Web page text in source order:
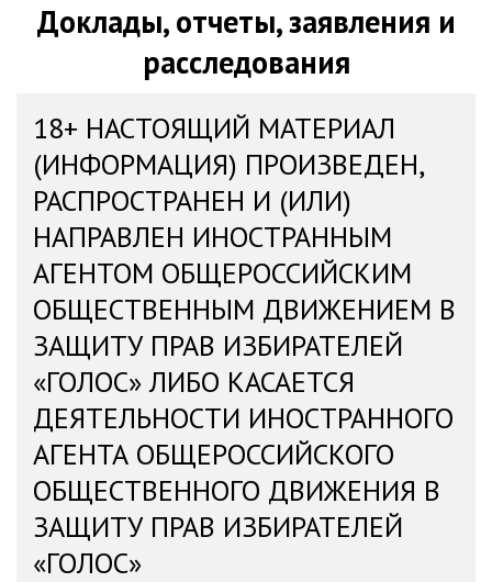
Доклады, отчеты, заявления и
расследования
18+ НАСТОЯЩИЙ МАТЕРИАЛ
(ИНФОРМАЦИЯ) ПРОИЗВЕДЕН,
РАСПРОСТРАНЕН И (ИЛИ)
НАПРАВЛЕН ИНОСТРАННЫМ
АГЕНТОМ ОБЩЕРОССИЙСКИМ
ОБЩЕСТВЕННЫМ ДВИЖЕНИЕМ В
ЗАЩИТУ ПРАВ ИЗБИРАТЕЛЕЙ
«ГОЛОС» ЛИБО КАСАЕТСЯ
ДЕЯТЕЛЬНОСТИ ИНОСТРАННОГО
АГЕНТА ОБЩЕРОССИЙСКОГО
ОБЩЕСТВЕННОГО ДВИЖЕНИЯ В
ЗАЩИТУ ПРАВ ИЗБИРАТЕЛЕЙ
«ГОЛОС»